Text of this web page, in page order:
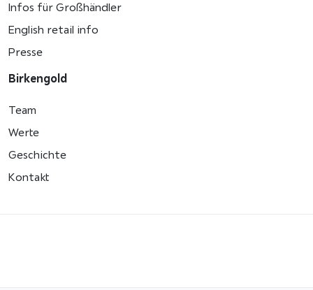
Infos für Großhändler
English retail info
Presse
Birkengold
Team
Werte
Geschichte
Kontakt